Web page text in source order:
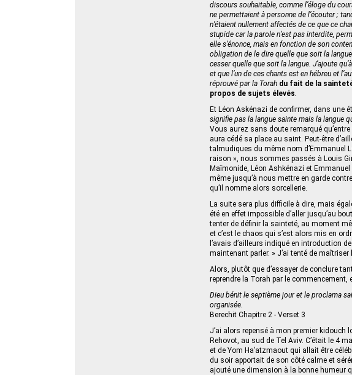
discours souhaitable, comme l’éloge du
ne permettaient à personne de l’écouter ;
n’étaient nullement affectés de ce que ce
stupide car la parole n’est pas interdite,
elle s’énonce, mais en fonction de son
obligation de le dire quelle que soit la
cesser quelle que soit la langue. J’ajoute
et que l’un de ces chants est en hébreu et
réprouvé par la Torah du fait de la sainteté
propos de sujets élevés.
Et Léon Askénazi de confirmer, dans une
signifie pas la langue sainte mais la langue
Vous aurez sans doute remarqué
aura cédé sa place au saint. Peut-être
talmudiques du même nom d’Emmanuel
raison », nous sommes passés à Louis
Maïmonide, Léon Ashkénazi et
même jusqu’à nous mettre en garde
qu’il nomme alors sorcellerie.
La suite sera plus difficile à dire, mais
été en effet impossible d’aller jusqu’au
tenter de définir la sainteté, au moment
et c’est le chaos qui s’est alors mis en
l’avais d’ailleurs indiqué en introduction
maintenant parler. » J’ai tenté de maîtriser
Alors, plutôt que d’essayer de conclure
reprendre la Torah par le
Dieu bénit le septième jour et le proclama
organisée.
Berechit Chapitre 2 - Verset 3
J’ai alors repensé à mon premier kidouch
Rehovot, au sud de Tel Aviv. C’était le 4
et de Yom Ha’atzmaout qui allait être
du soir apportait de son côté calme et
ajouté une dimension à la bonne humeur